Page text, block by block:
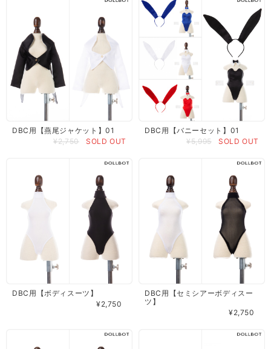
DBC用【燕尾ジャケット】01
¥2,750
SOLD OUT
DBC用【バニーセット】01
¥5,995
SOLD OUT
DBC用【ボディスーツ】
¥2,750
DBC用【セミシアーボディスー
ツ】
¥2,750